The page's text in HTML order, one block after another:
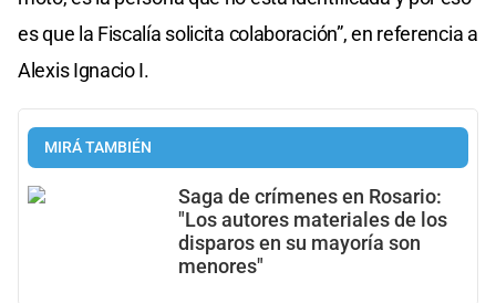
es que la Fiscalía solicita colaboración”, en referencia a
Alexis Ignacio I.
MIRÁ TAMBIÉN
Saga de crímenes en Rosario:
"Los autores materiales de los
disparos en su mayoría son
menores"